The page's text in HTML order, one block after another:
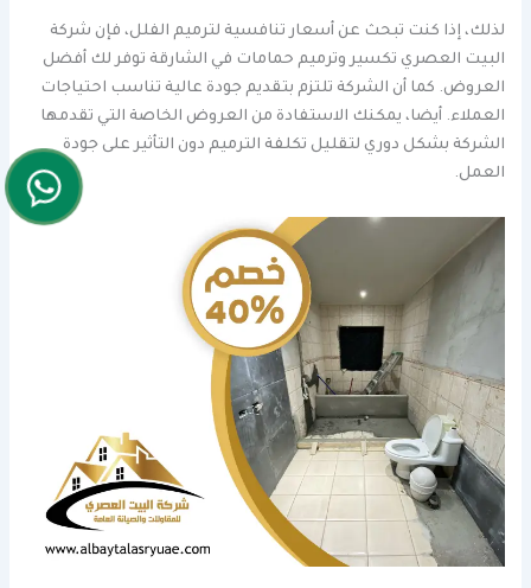
لذلك، إذا كنت تبحث عن أسعار تنافسية لترميم الفلل، فإن شركة
البيت العصري تكسير وترميم حمامات في الشارقة توفر لك أفضل
العروض. كما أن الشركة تلتزم بتقديم جودة عالية تناسب احتياجات
العملاء. أيضا، يمكنك الاستفادة من العروض الخاصة التي تقدمها
الشركة بشكل دوري لتقليل تكلفة الترميم دون التأثير على جودة
العمل.